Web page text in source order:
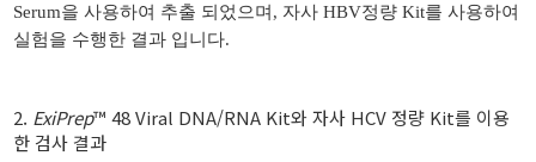
Serum을 사용하여 추출 되었으며, 자사 HBV정량 Kit를 사용하여
실험을 수행한 결과 입니다.
2. ExiPrep™ 48 Viral DNA/RNA Kit와 자사 HCV 정량 Kit를 이용
한 검사 결과